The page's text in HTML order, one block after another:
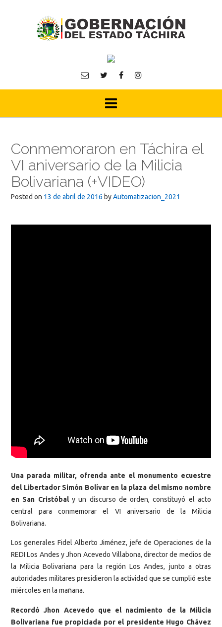
Conmemoraron en Táchira el
VI aniversario de la Milicia
Bolivariana (+VIDEO)
Posted on 13 de abril de 2016 byAutomatizacion_2021
Una parada militar, ofrenda ante el monumento ecuestre
del Libertador Simón Bolívar en la plaza del mismo nombre
en San Cristóbaly un discurso de orden, constituyó el acto
central para conmemorar el VI aniversario de la Milicia
Bolivariana.
Los generales Fidel Alberto Jiménez, jefe de Operaciones de la
REDI Los Andes y Jhon Acevedo Villabona, director de medios de
la Milicia Bolivariana para la región Los Andes, junto a otras
autoridades militares presidieron la actividad que se cumplió este
miércoles en la mañana.
Recordó Jhon Acevedo que el nacimiento de la Milicia
Bolivariana fue propiciada por el presidente Hugo Chávez